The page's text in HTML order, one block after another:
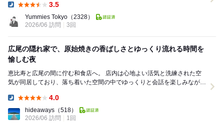
3.5
Yummies Tokyo （2328）
2026/06 訪問
3回
広尾の隠れ家で、原始焼きの香ばしさとゆっくり流れる時間を
愉しむ夜
恵比寿と広尾の間に佇む和食店へ。 店内は心地よい活気と洗練された空
気が同居しており、落ち着いた空間の中でゆっくりと会話を楽しみながら
4.0
hideaways （518）
2026/06 訪問
1回